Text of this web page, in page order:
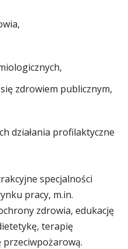
zdrowiem publicznym,
działania profilaktyczne
specjalności
pracy, m.in.
zdrowia, edukację
terapię
przeciwpożarową.